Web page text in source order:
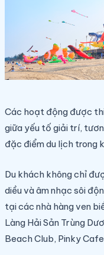
Các hoạt động được
giữa yếu tố giải trí,
đặc điểm du lịch trong
Du khách không chỉ
diều và âm nhạc sôi
tại các nhà hàng ven
Làng Hải Sản Trùng
Beach Club, Pinky